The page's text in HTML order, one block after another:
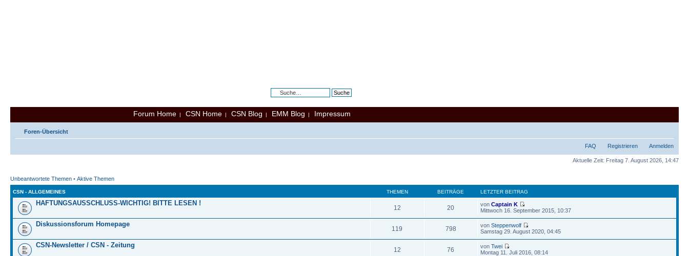
Forum Home | CSN Home | CSN Blog | EMM Blog | Impressum
Foren-Übersicht
FAQ Registrieren Anmelden
Aktuelle Zeit: Freitag 7. August 2026, 14:47
Unbeantwortete Themen • Aktive Themen
CSN - ALLGEMEINES THEMEN BEITRÄGE LETZTER BEITRAG
HAFTUNGSAUSSCHLUSS-WICHTIG! BITTE LESEN !
12 20 vonCaptain K
Mittwoch 16. September 2015, 10:37
Diskussionsforum Homepage
119 798 vonSteppenwolf
Samstag 29. August 2020, 04:45
CSN-Newsletter / CSN - Zeitung
12 76 vonTwei
Montag 11. Juli 2016, 08:14